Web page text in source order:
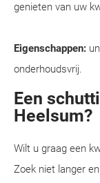
genieten van uw
Eigenschappen:
onderhoudsvrij.
Een
Heelsum?
Wilt u graag een
Zoek niet langer